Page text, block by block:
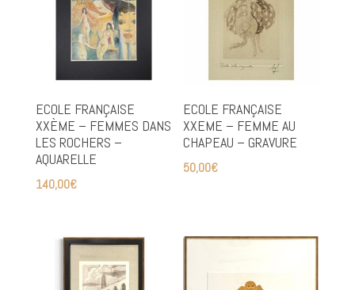
ECOLE FRANÇAISE
XXÈME – FEMMES DANS
LES ROCHERS –
AQUARELLE
140,00€
ECOLE FRANÇAISE
XXEME – FEMME AU
CHAPEAU – GRAVURE
50,00€